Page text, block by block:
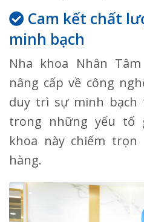
Cam kết chất
minh bạch
Nha khoa Nhân
nâng cấp về công
duy trì sự minh
trong những yếu tố
khoa này chiếm
hàng.